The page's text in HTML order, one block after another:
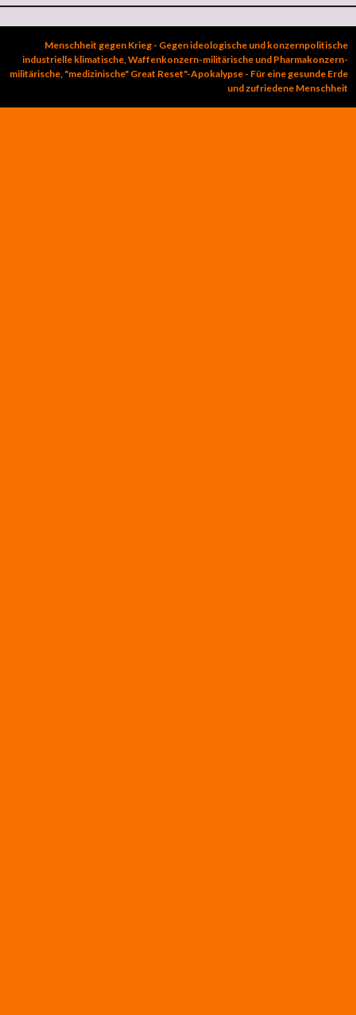
Menschheit gegen Krieg - Gegen ideologische und konzernpolitische
industrielle klimatische, Waffenkonzern-militärische und Pharmakonzern-
militärische, "medizinische" Great Reset"-Apokalypse - Für eine gesunde Erde
und zufriedene Menschheit